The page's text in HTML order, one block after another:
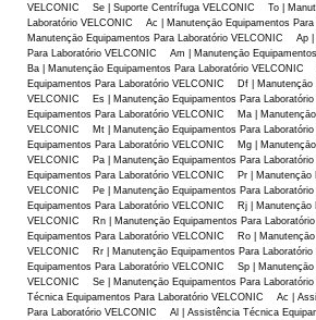
VELCONIC Se | Suporte Centrífuga VELCONIC To |
Laboratório VELCONIC Ac | Manutençāo Equipamentos
Manutençāo Equipamentos Para Laboratório VELCONIC Ap |
Para Laboratório VELCONIC Am | Manutençāo
Ba | Manutençāo Equipamentos Para Laboratório VELCONIC
Equipamentos Para Laboratório VELCONIC Df | Manutençāo
VELCONIC Es | Manutençāo Equipamentos Para
Equipamentos Para Laboratório VELCONIC Ma |
VELCONIC Mt | Manutençāo Equipamentos Para
Equipamentos Para Laboratório VELCONIC Mg |
VELCONIC Pa | Manutençāo Equipamentos Para
Equipamentos Para Laboratório VELCONIC Pr | Manutençāo
VELCONIC Pe | Manutençāo Equipamentos Para
Equipamentos Para Laboratório VELCONIC Rj | Manutençāo
VELCONIC Rn | Manutençāo Equipamentos Para
Equipamentos Para Laboratório VELCONIC Ro | Manutençāo
VELCONIC Rr | Manutençāo Equipamentos Para
Equipamentos Para Laboratório VELCONIC Sp | Manutençāo
VELCONIC Se | Manutençāo Equipamentos Para
Técnica Equipamentos Para Laboratório VELCONIC Ac |
Para Laboratório VELCONIC Al | Assistência Técnica